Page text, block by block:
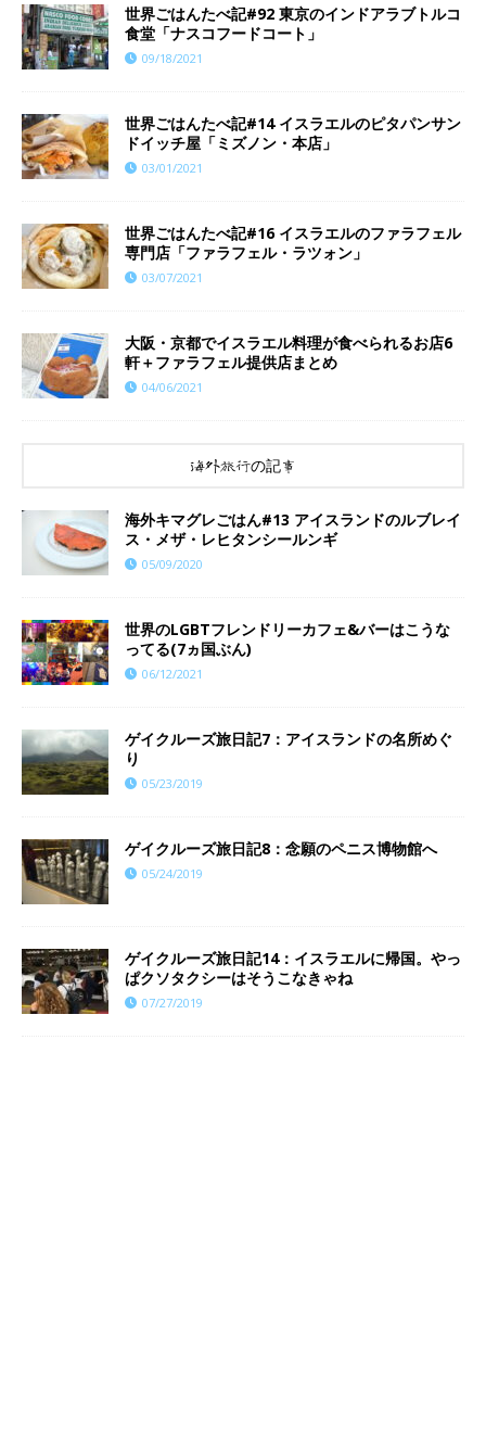
世界ごはんたべ記#92 東京のインドアラブトルコ
食堂「ナスコフードコート」
09/18/2021
世界ごはんたべ記#14 イスラエルのピタパンサン
ドイッチ屋「ミズノン・本店」
03/01/2021
世界ごはんたべ記#16 イスラエルのファラフェル
専門店「ファラフェル・ラツォン」
03/07/2021
大阪・京都でイスラエル料理が食べられるお店6
軒＋ファラフェル提供店まとめ
04/06/2021
海外旅行の記事
海外キマグレごはん#13 アイスランドのルブレイ
ス・メザ・レヒタンシールンギ
05/09/2020
世界のLGBTフレンドリーカフェ&バーはこうな
ってる(7ヵ国ぶん)
06/12/2021
ゲイクルーズ旅日記7：アイスランドの名所めぐ
り
05/23/2019
ゲイクルーズ旅日記8：念願のペニス博物館へ
05/24/2019
ゲイクルーズ旅日記14：イスラエルに帰国。やっ
ぱクソタクシーはそうこなきゃね
07/27/2019